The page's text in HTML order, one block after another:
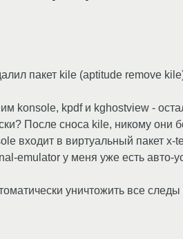
пакет kile (aptitude remove
konsole, kpdf и kghostview -
Поcле сноса kile, никому
входит в виртуальный пакет
emulator у меня уже есть
уничтожить все